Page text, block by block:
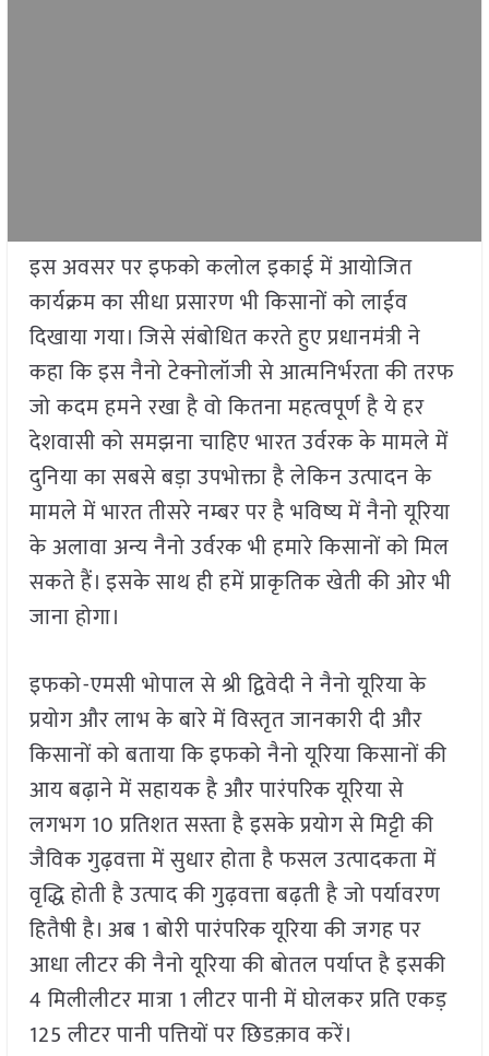
इस अवसर पर इफको कलोल इकाई में आयोजित
कार्यक्रम का सीधा प्रसारण भी किसानों को लाईव
दिखाया गया। जिसे संबोधित करते हुए प्रधानमंत्री ने
कहा कि इस नैनो टेक्नोलॉजी से आत्मनिर्भरता की तरफ
जो कदम हमने रखा है वो कितना महत्वपूर्ण है ये हर
देशवासी को समझना चाहिए भारत उर्वरक के मामले में
दुनिया का सबसे बड़ा उपभोक्ता है लेकिन उत्पादन के
मामले में भारत तीसरे नम्बर पर है भविष्य में नैनो यूरिया
के अलावा अन्य नैनो उर्वरक भी हमारे किसानों को मिल
सकते हैं। इसके साथ ही हमें प्राकृतिक खेती की ओर भी
जाना होगा।
इफको-एमसी भोपाल से श्री द्विवेदी ने नैनो यूरिया के
प्रयोग और लाभ के बारे में विस्तृत जानकारी दी और
किसानों को बताया कि इफको नैनो यूरिया किसानों की
आय बढ़ाने में सहायक है और पारंपरिक यूरिया से
लगभग 10 प्रतिशत सस्ता है इसके प्रयोग से मिट्टी की
जैविक गुढ़वत्ता में सुधार होता है फसल उत्पादकता में
वृद्धि होती है उत्पाद की गुढ़वत्ता बढ़ती है जो पर्यावरण
हितैषी है। अब 1 बोरी पारंपरिक यूरिया की जगह पर
आधा लीटर की नैनो यूरिया की बोतल पर्याप्त है इसकी
4 मिलीलीटर मात्रा 1 लीटर पानी में घोलकर प्रति एकड़
125 लीटर पानी पत्तियों पर छिडक़ाव करें।